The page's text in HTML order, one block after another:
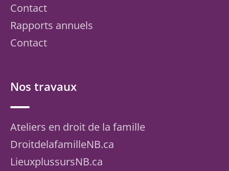
Contact
Rapports annuels
Contact
Nos travaux
Ateliers en droit de la famille
DroitdelafamilleNB.ca
LieuxplussursNB.ca